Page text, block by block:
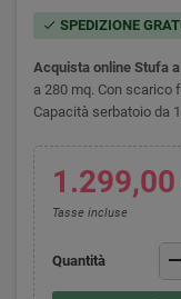
check SPEDIZIONE
Acquista online Stufa
a 280 mq. Con scarico
Capacità serbatoio da
Tasse incluse
Quantità